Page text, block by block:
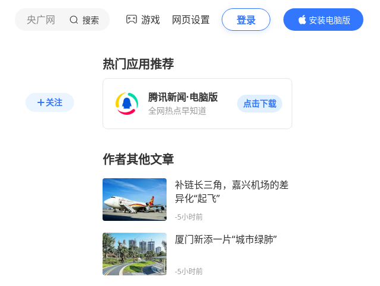
央广网 搜索 游戏 网页设置 登录
安装电脑版
内容更精彩
关注
热门应用推荐
腾讯新闻·电脑版
全网热点早知道
点击下载
作者其他文章
补链长三角，嘉兴机场的差
异化“起飞”
-5小时前
厦门新添一片“城市绿肺”
-5小时前